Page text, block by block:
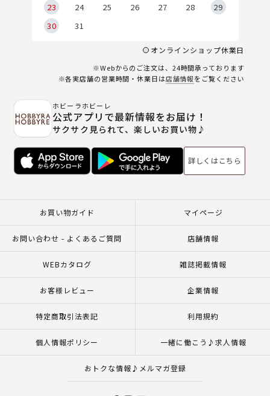
23
24 25 26 27 28
29
30
31
オンラインショップ休業日
※Webからのご注文は、24時間承っております
※各実店舗の営業時間・休業日は店舗情報をご覧ください
ホビーラホビーレ
公式アプリで最新情報をお届け！
サクサク見られて、楽しいお買い物♪
詳しくはこちら
お買い物ガイド マイページ
お問い合わせ - よくあるご質問 店舗情報
WEBカタログ 雑誌掲載情報
お客様レビュー 企業情報
特定商取引法表記 利用規約
個人情報ポリシー 一緒に働こう♪求人情報
おトクな情報♪メルマガ登録